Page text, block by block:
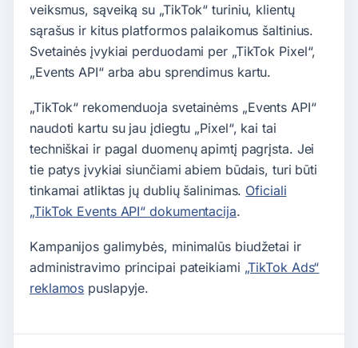
veiksmus, sąveiką su „TikTok“ turiniu, klientų
sąrašus ir kitus platformos palaikomus šaltinius.
Svetainės įvykiai perduodami per „TikTok Pixel“,
„Events API“ arba abu sprendimus kartu.
„TikTok“ rekomenduoja svetainėms „Events API“
naudoti kartu su jau įdiegtu „Pixel“, kai tai
techniškai ir pagal duomenų apimtį pagrįsta. Jei
tie patys įvykiai siunčiami abiem būdais, turi būti
tinkamai atliktas jų dublių šalinimas. Oficiali
„TikTok Events API“ dokumentacija.
Kampanijos galimybės, minimalūs biudžetai ir
administravimo principai pateikiami „TikTok Ads“
reklamos puslapyje.